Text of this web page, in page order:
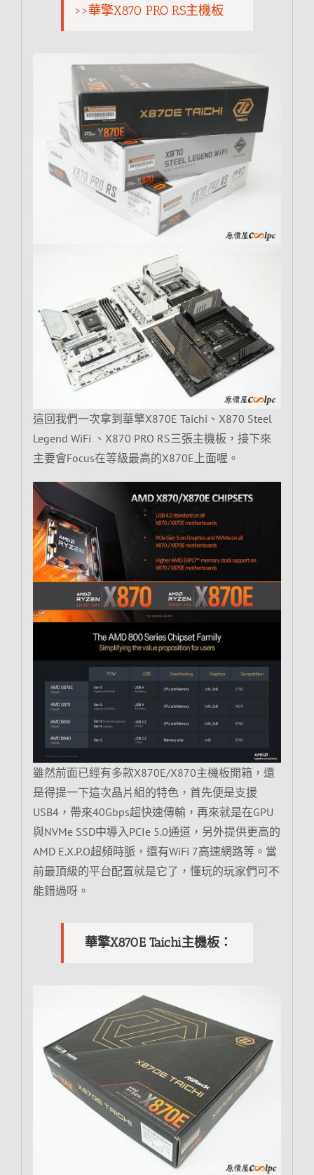
>>華擎X870 PRO RS主機板
這回我們一次拿到華擎X870E Taichi、X870 Steel
Legend WiFi 、X870 PRO RS三張主機板，接下來
主要會Focus在等級最高的X870E上面喔。
雖然前面已經有多款X870E/X870主機板開箱，還
是得提一下這次晶片組的特色，首先便是支援
USB4，帶來40Gbps超快速傳輸，再來就是在GPU
與NVMe SSD中導入PCIe 5.0通道，另外提供更高的
AMD E.X.P.O超頻時脈，還有WiFi 7高速網路等。當
前最頂級的平台配置就是它了，懂玩的玩家們可不
能錯過呀。
華擎X870E Taichi主機板：